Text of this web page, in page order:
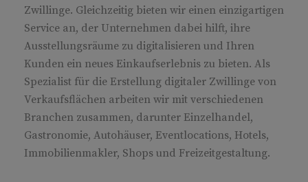
Zwillinge. Gleichzeitig bieten wir einen einzigartigen
Service an, der Unternehmen dabei hilft, ihre
Ausstellungsräume zu digitalisieren und Ihren
Kunden ein neues Einkaufserlebnis zu bieten. Als
Spezialist für die Erstellung digitaler Zwillinge von
Verkaufsflächen arbeiten wir mit verschiedenen
Branchen zusammen, darunter Einzelhandel,
Gastronomie, Autohäuser, Eventlocations, Hotels,
Immobilienmakler, Shops und Freizeitgestaltung.